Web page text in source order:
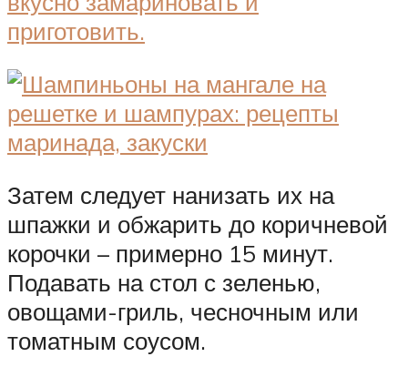
Затем следует нанизать их на
шпажки и обжарить до коричневой
корочки – примерно 15 минут.
Подавать на стол с зеленью,
овощами-гриль, чесночным или
томатным соусом.